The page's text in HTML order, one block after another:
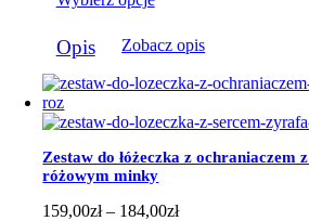
do
produkt
ma
wiele
wariantów.
Opcje
można
wybrać
na
stronie
Opis Zobacz opis
Zestaw do łóżeczka z ochraniaczem
różowym minky
159,00zł – 184,00złZakres